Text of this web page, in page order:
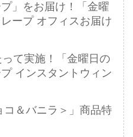
」をお届け！「金曜
ープ オフィスお届け
て実施！「金曜日の
インスタントウィン
コ＆バニラ＞」商品特